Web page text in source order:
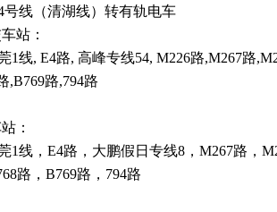
号线（清湖线）转有轨电车
站：
1线, E4路, 高峰专线54, M226路,M267路
,B769路,794路
：
1线，E4路，大鹏假日专线8，M267路，
路，B769路，794路